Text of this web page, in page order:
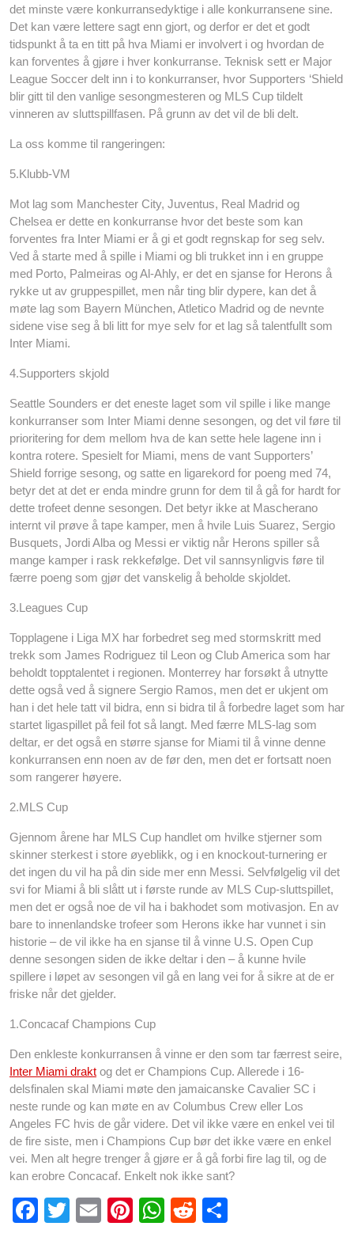
det minste være konkurransedyktige i alle konkurransene sine.
Det kan være lettere sagt enn gjort, og derfor er det et godt
tidspunkt å ta en titt på hva Miami er involvert i og hvordan de
kan forventes å gjøre i hver konkurranse. Teknisk sett er Major
League Soccer delt inn i to konkurranser, hvor Supporters ‘Shield
blir gitt til den vanlige sesongmesteren og MLS Cup tildelt
vinneren av sluttspillfasen. På grunn av det vil de bli delt.
La oss komme til rangeringen:
5.Klubb-VM
Mot lag som Manchester City, Juventus, Real Madrid og
Chelsea er dette en konkurranse hvor det beste som kan
forventes fra Inter Miami er å gi et godt regnskap for seg selv.
Ved å starte med å spille i Miami og bli trukket inn i en gruppe
med Porto, Palmeiras og Al-Ahly, er det en sjanse for Herons å
rykke ut av gruppespillet, men når ting blir dypere, kan det å
møte lag som Bayern München, Atletico Madrid og de nevnte
sidene vise seg å bli litt for mye selv for et lag så talentfullt som
Inter Miami.
4.Supporters skjold
Seattle Sounders er det eneste laget som vil spille i like mange
konkurranser som Inter Miami denne sesongen, og det vil føre til
prioritering for dem mellom hva de kan sette hele lagene inn i
kontra rotere. Spesielt for Miami, mens de vant Supporters’
Shield forrige sesong, og satte en ligarekord for poeng med 74,
betyr det at det er enda mindre grunn for dem til å gå for hardt for
dette trofeet denne sesongen. Det betyr ikke at Mascherano
internt vil prøve å tape kamper, men å hvile Luis Suarez, Sergio
Busquets, Jordi Alba og Messi er viktig når Herons spiller så
mange kamper i rask rekkefølge. Det vil sannsynligvis føre til
færre poeng som gjør det vanskelig å beholde skjoldet.
3.Leagues Cup
Topplagene i Liga MX har forbedret seg med stormskritt med
trekk som James Rodriguez til Leon og Club America som har
beholdt topptalentet i regionen. Monterrey har forsøkt å utnytte
dette også ved å signere Sergio Ramos, men det er ukjent om
han i det hele tatt vil bidra, enn si bidra til å forbedre laget som har
startet ligaspillet på feil fot så langt. Med færre MLS-lag som
deltar, er det også en større sjanse for Miami til å vinne denne
konkurransen enn noen av de før den, men det er fortsatt noen
som rangerer høyere.
2.MLS Cup
Gjennom årene har MLS Cup handlet om hvilke stjerner som
skinner sterkest i store øyeblikk, og i en knockout-turnering er
det ingen du vil ha på din side mer enn Messi. Selvfølgelig vil det
svi for Miami å bli slått ut i første runde av MLS Cup-sluttspillet,
men det er også noe de vil ha i bakhodet som motivasjon. En av
bare to innenlandske trofeer som Herons ikke har vunnet i sin
historie – de vil ikke ha en sjanse til å vinne U.S. Open Cup
denne sesongen siden de ikke deltar i den – å kunne hvile
spillere i løpet av sesongen vil gå en lang vei for å sikre at de er
friske når det gjelder.
1.Concacaf Champions Cup
Den enkleste konkurransen å vinne er den som tar færrest seire,
Inter Miami drakt og det er Champions Cup. Allerede i 16-
delsfinalen skal Miami møte den jamaicanske Cavalier SC i
neste runde og kan møte en av Columbus Crew eller Los
Angeles FC hvis de går videre. Det vil ikke være en enkel vei til
de fire siste, men i Champions Cup bør det ikke være en enkel
vei. Men alt hegre trenger å gjøre er å gå forbi fire lag til, og de
kan erobre Concacaf. Enkelt nok ikke sant?
F
T
E
Pi
W
R